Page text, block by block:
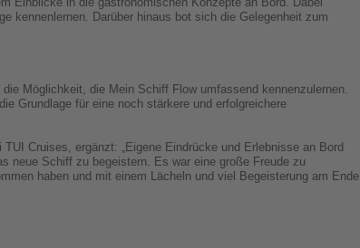
kennenlernen. Darüber hinaus bot sich die Gelegenheit zum
die Möglichkeit, die Mein Schiff Flow umfassend kennenzulernen.
Grundlage für eine noch stärkere und erfolgreichere
Cruises, ergänzt: „Eigene Eindrücke und Erlebnisse an Bord
neue Schiff zu begeistern. Es war eine große Freude zu
haben und mit einem Lächeln und viel Begeisterung am Ende